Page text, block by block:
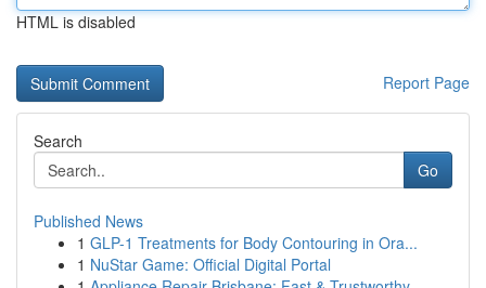
HTML is disabled
Report Page
Search
Go
Published News
1 GLP-1 Treatments for Body Contouring in Ora...
1 NuStar Game: Official Digital Portal